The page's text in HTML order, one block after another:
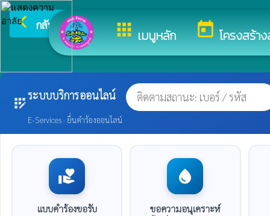
apps เมนูหลัก todayโครงสร้า
arrow_back_ios กลับเมนูหลัก ยินดีต้อนรับสู่เว็
app_registration
ระบบบริการออนไลน์
E-Services · ยื่นคำร้องออนไลน์
volunteer_activism
แบบคำร้องขอรับ
water_drop
ขอความอนุเคราะห์